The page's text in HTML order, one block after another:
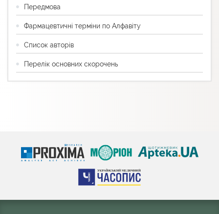
Передмова
Фармацевтичні терміни по Алфавіту
Список авторів
Перелік основних скорочень